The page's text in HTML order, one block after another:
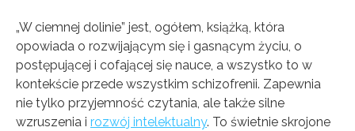
„W ciemnej dolinie” jest, ogółem, książką, która
opowiada o rozwijającym się i gasnącym życiu, o
postępującej i cofającej się nauce, a wszystko to w
kontekście przede wszystkim schizofrenii. Zapewnia
nie tylko przyjemność czytania, ale także silne
wzruszenia i rozwój intelektualny. To świetnie skrojone